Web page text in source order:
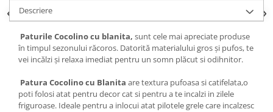
Descriere
Paturile Cocolino cu blanita, sunt cele mai apreciate produse
în timpul sezonului răcoros. Datorită materialului gros și pufos, te
vei incălzi și relaxa imediat pentru un somn plăcut si odihnitor.
Patura Cocolino cu Blanita are textura pufoasa si catifelata,o
poti folosi atat pentru decor cat si pentru a te incalzi in zilele
friguroase. Ideale pentru a inlocui atat pilotele grele care incalzesc